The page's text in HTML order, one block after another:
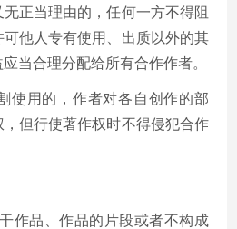
正当理由的，任何一方不得阻
可他人专有使用、出质以外的其
当合理分配给所有合作作者。
使用的，作者对各自创作的部
但行使著作权时不得侵犯合作
作品、作品的片段或者不构成